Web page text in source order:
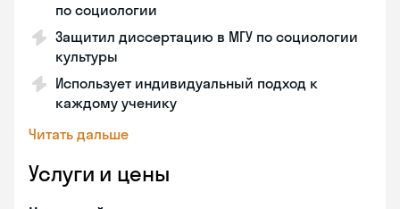
по социологии
Защитил диссертацию в МГУ по социологии
культуры
Использует индивидуальный подход к
каждому ученику
Читать дальше
Услуги и цены